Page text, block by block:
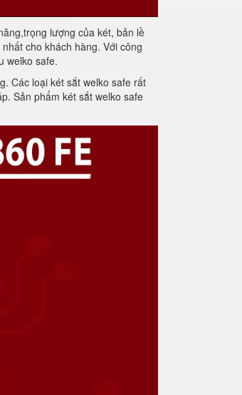
lượng của két, bản lề
cho khách hàng. Với công
welko safe.
Các loại két sắt welko safe rất
Sản phẩm két sắt welko safe